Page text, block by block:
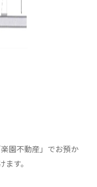
園不動産」でお預か
す。